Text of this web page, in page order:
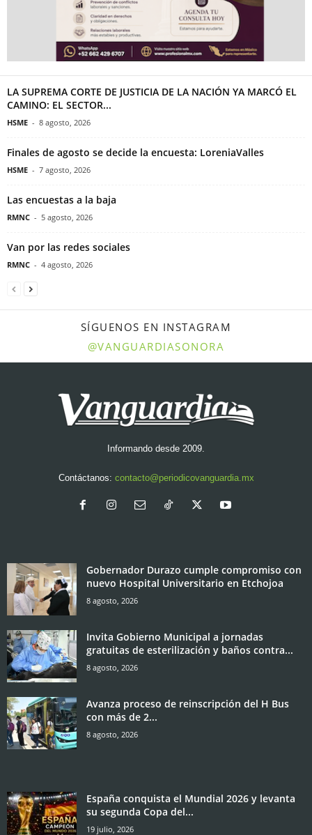
LA SUPREMA CORTE DE JUSTICIA DE LA NACIÓN YA MARCÓ EL
CAMINO: EL SECTOR...
HSME - 8 agosto, 2026
Finales de agosto se decide la encuesta: LoreniaValles
HSME - 7 agosto, 2026
Las encuestas a la baja
RMNC - 5 agosto, 2026
Van por las redes sociales
RMNC - 4 agosto, 2026
SÍGUENOS EN INSTAGRAM
@VANGUARDIASONORA
Informando desde 2009.
Contáctanos: contacto@periodicovanguardia.mx
Gobernador Durazo cumple compromiso con
nuevo Hospital Universitario en Etchojoa
8 agosto, 2026
Invita Gobierno Municipal a jornadas
gratuitas de esterilización y baños contra...
8 agosto, 2026
Avanza proceso de reinscripción del H Bus
con más de 2...
8 agosto, 2026
España conquista el Mundial 2026 y levanta
su segunda Copa del...
19 julio, 2026